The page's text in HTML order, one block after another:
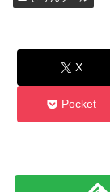
X
Pocket